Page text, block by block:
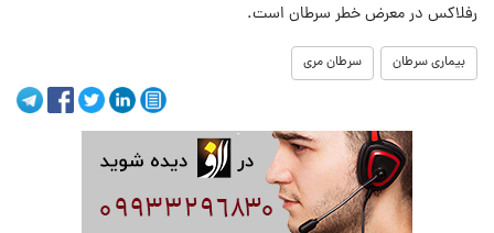
رفلاکس در معرض خطر سرطان است.
بیماری سرطان سرطان مری